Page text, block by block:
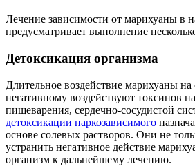
Лечение зависимости от марихуаны в
предусматривает выполнение
Детоксикация организма
Длительное воздействие марихуаны
негативному воздействуют токсинов
пищеварения, сердечно-сосудистой
детоксикации наркозависимого
основе солевых растворов. Они не
устранить негативное действие
организм к дальнейшему лечению.